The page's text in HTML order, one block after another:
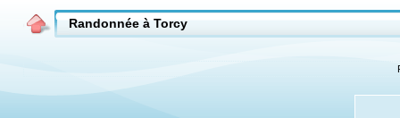
Randonnée à Torcy